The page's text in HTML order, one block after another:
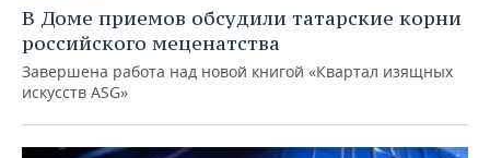
В Доме приемов обсудили татарские корни
российского меценатства
Завершена работа над новой книгой «Квартал изящных
искусств ASG»